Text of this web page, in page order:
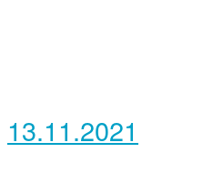
13.11.2021